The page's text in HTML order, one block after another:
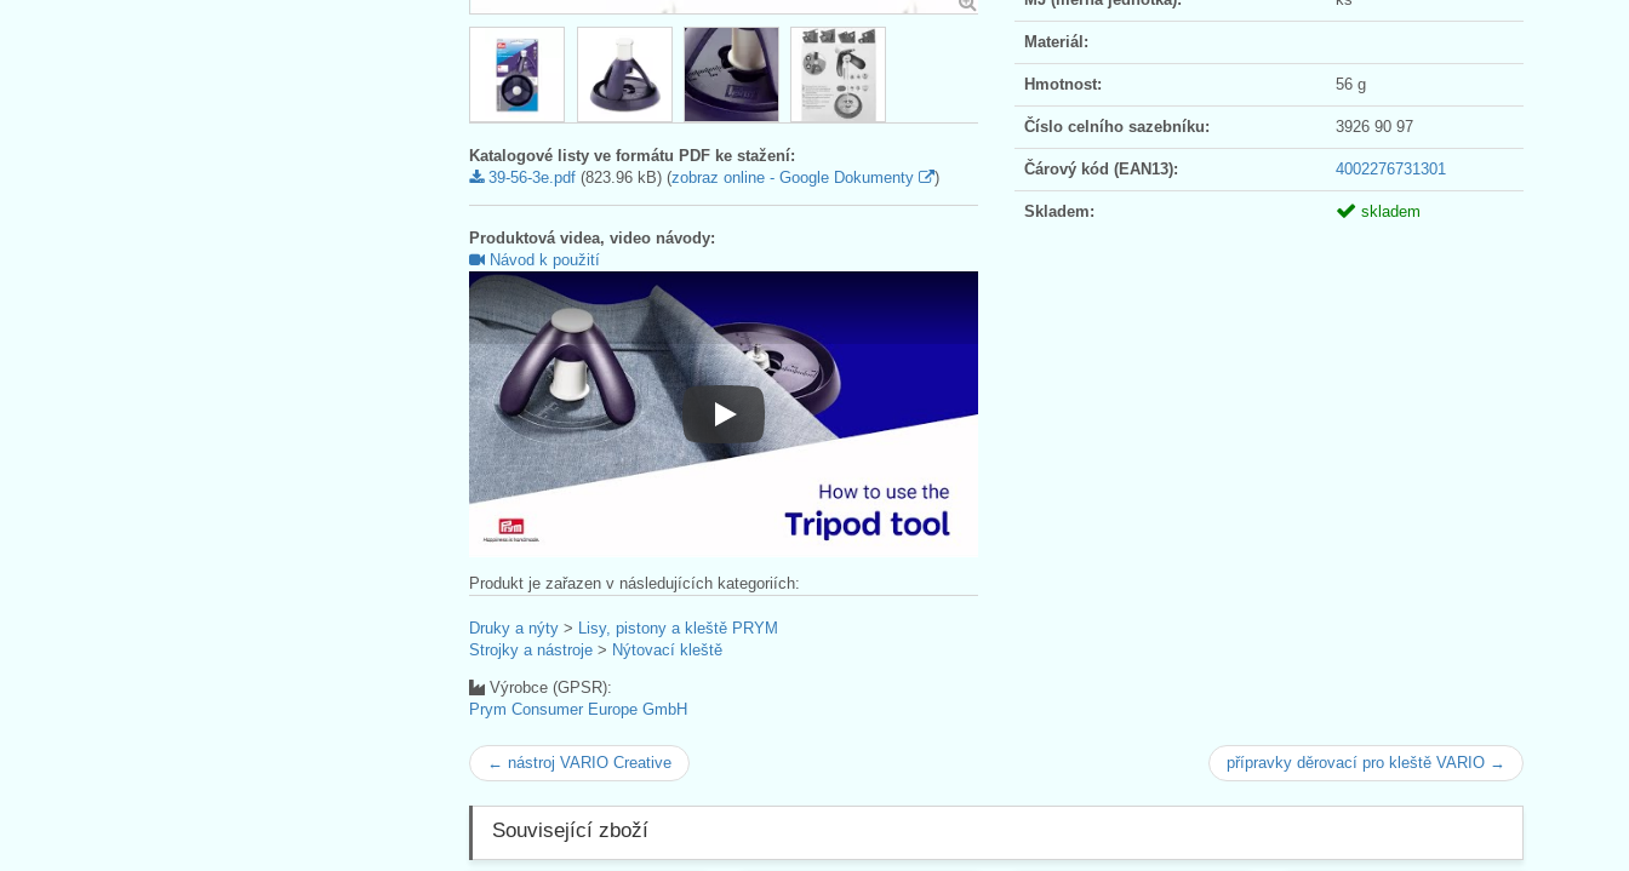
Materiál:
Hmotnost: 56 g
Číslo celního sazebníku: 3926 90 97
Čárový kód (EAN13): 4002276731301
Skladem: skladem
Katalogové listy ve formátu PDF ke stažení:
39-56-3e.pdf (823.96 kB) (zobraz online - Google Dokumenty )
Produktová videa, video návody:
Návod k použití
Návod k použití
Produkt je zařazen v následujících kategoriích:
Druky a nýty >
Lisy, pistony a kleště PRYM
Strojky a nástroje > Nýtovací kleště
Výrobce (GPSR):
Prym Consumer Europe GmbH
← nástroj VARIO Creative přípravky děrovací pro kleště VARIO →
Související zboží